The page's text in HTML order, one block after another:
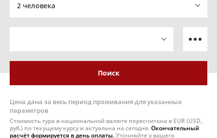
2 человека
Поиск
Цена дана за весь период проживания для указанных
параметров
Стоимость тура в национальной валюте пересчитана в EUR (USD,
руб.) по текущему курсу и актуальна на сегодня.Окончательный
расчёт формируется в день оплаты.Уточняйте у вашего